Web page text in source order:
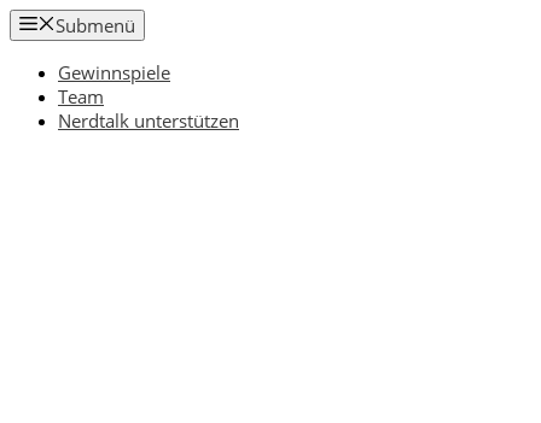
Zum
Inhalt
springen
Submenü
Gewinnspiele
Team
Nerdtalk unterstützen